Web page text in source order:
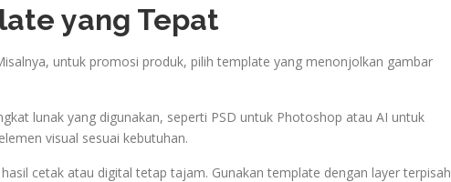
yang Tepat
untuk promosi produk, pilih template yang menonjolkan gambar
lunak yang digunakan, seperti PSD untuk Photoshop atau AI untuk
visual sesuai kebutuhan.
cetak atau digital tetap tajam. Gunakan template dengan layer terpisah